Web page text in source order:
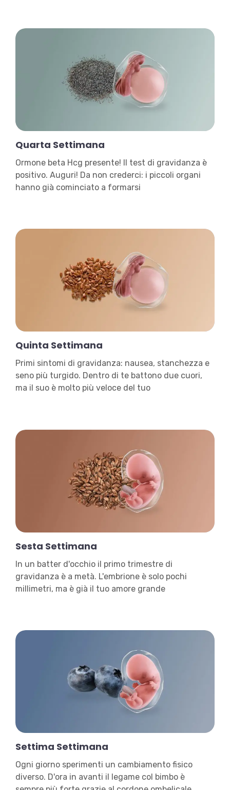
Quarta Settimana
Ormone beta Hcg presente! Il test di gravidanza è
positivo. Auguri! Da non crederci: i piccoli organi
hanno già cominciato a formarsi
Quinta Settimana
Primi sintomi di gravidanza: nausea, stanchezza e
seno più turgido. Dentro di te battono due cuori,
ma il suo è molto più veloce del tuo
Sesta Settimana
In un batter d'occhio il primo trimestre di
gravidanza è a metà. L'embrione è solo pochi
millimetri, ma è già il tuo amore grande
Settima Settimana
Ogni giorno sperimenti un cambiamento fisico
diverso. D'ora in avanti il legame col bimbo è